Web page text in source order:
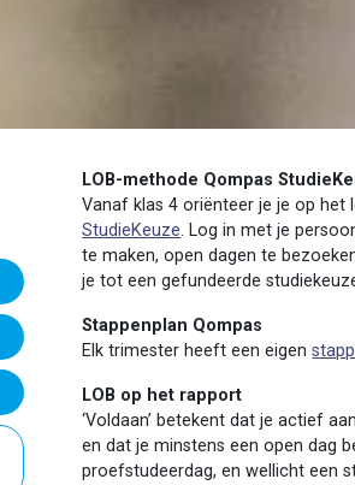
LOB-methode Qompas
Vanaf klas 4 oriënteer je je op
StudieKeuze. Log in met je
te maken, open dagen te
je tot een gefundeerde
Stappenplan Qompas
Elk trimester heeft een eigen
LOB op het rapport
‘Voldaan’ betekent dat je actief
en dat je minstens een open dag
proefstudeerdag, en wellicht een